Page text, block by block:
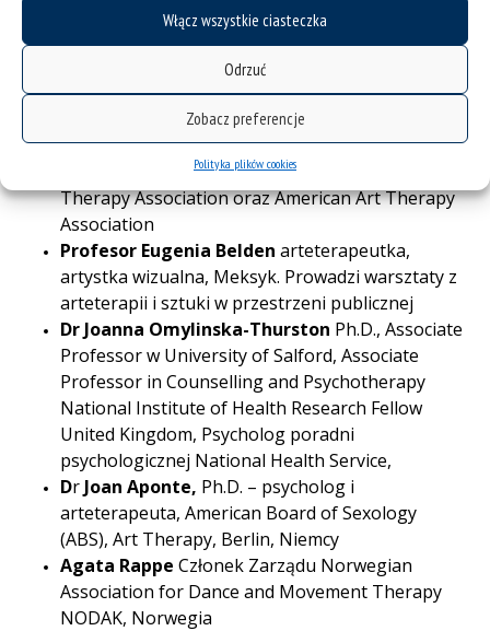
Włącz wszystkie ciasteczka
Odrzuć
Zobacz preferencje
Polityka plików cookies
Media and Creative Technologies, University of
Salford, United Kingdom, poeta, tancerz
MA, ATR-BC
artystyczne z klinicznym zastosowaniem
arteterapii. Certyfikowany arteterapeuta i
praktykujący artysta, trener SoulCollageTM
supervisor. Board Member of the New Jersey Art
Therapy Association oraz American Art Therapy
Association
Profesor Eugenia Belden arteterapeutka,
artystka wizualna, Meksyk. Prowadzi warsztaty z
arteterapii i sztuki w przestrzeni publicznej
Dr Joanna Omylinska-Thurston Ph.D., Associate
Professor w University of Salford, Associate
Professor in Counselling and Psychotherapy
National Institute of Health Research Fellow
United Kingdom, Psycholog poradni
psychologicznej National Health Service,
Dr Joan Aponte, Ph.D. – psycholog i
arteterapeuta, American Board of Sexology
(ABS), Art Therapy, Berlin, Niemcy
Agata Rappe Członek Zarządu Norwegian
Association for Dance and Movement Therapy
NODAK, Norwegia